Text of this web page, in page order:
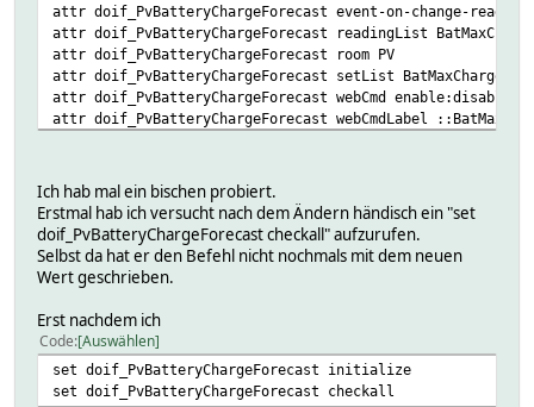
attr doif_PvBatteryChargeForecast event-on-change-
attr doif_PvBatteryChargeForecast readingList
attr doif_PvBatteryChargeForecast room PV
attr doif_PvBatteryChargeForecast setList
attr doif_PvBatteryChargeForecast webCmd
attr doif_PvBatteryChargeForecast webCmdLabel
setstate doif_PvBatteryChargeForecast 2025-08-05 19:26:45
setstate doif_PvBatteryChargeForecast 2025-08-06 19:16:27
setstate doif_PvBatteryChargeForecast 2025-08-06 17:10:31
setstate doif_PvBatteryChargeForecast 2025-08-06 17:10:31
setstate doif_PvBatteryChargeForecast 2025-08-06 17:10:31
setstate doif_PvBatteryChargeForecast 2025-08-06
setstate doif_PvBatteryChargeForecast 2025-08-06 18:42:12
setstate doif_PvBatteryChargeForecast 2025-08-06
setstate doif_PvBatteryChargeForecast 2025-08-06 18:42:12
setstate doif_PvBatteryChargeForecast 2025-08-04 19:14:12
setstate doif_PvBatteryChargeForecast 2025-08-06 17:10:31
Ich hab mal ein bischen probiert.
Erstmal hab ich versucht nach dem Ändern händisch ein "set
doif_PvBatteryChargeForecast checkall" aufzurufen.
Selbst da hat er den Befehl nicht nochmals mit dem neuen
Wert geschrieben.
Erst nachdem ich
Code Auswählen
set doif_PvBatteryChargeForecast initialize
set doif_PvBatteryChargeForecast checkall